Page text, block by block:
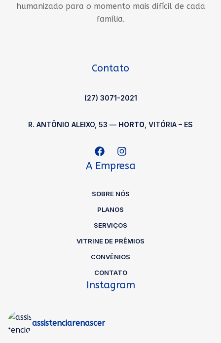
humanizado para o momento mais difícil de cada
família.
A Empresa
SOBRE NÓS
PLANOS
SERVIÇOS
VITRINE DE PRÊMIOS
CONVÊNIOS
CONTATO
Contato
(27) 3071-2021
R. ANTÔNIO ALEIXO, 53 — HORTO , VITÓRIA – ES
Instagram
assistenciarenascer